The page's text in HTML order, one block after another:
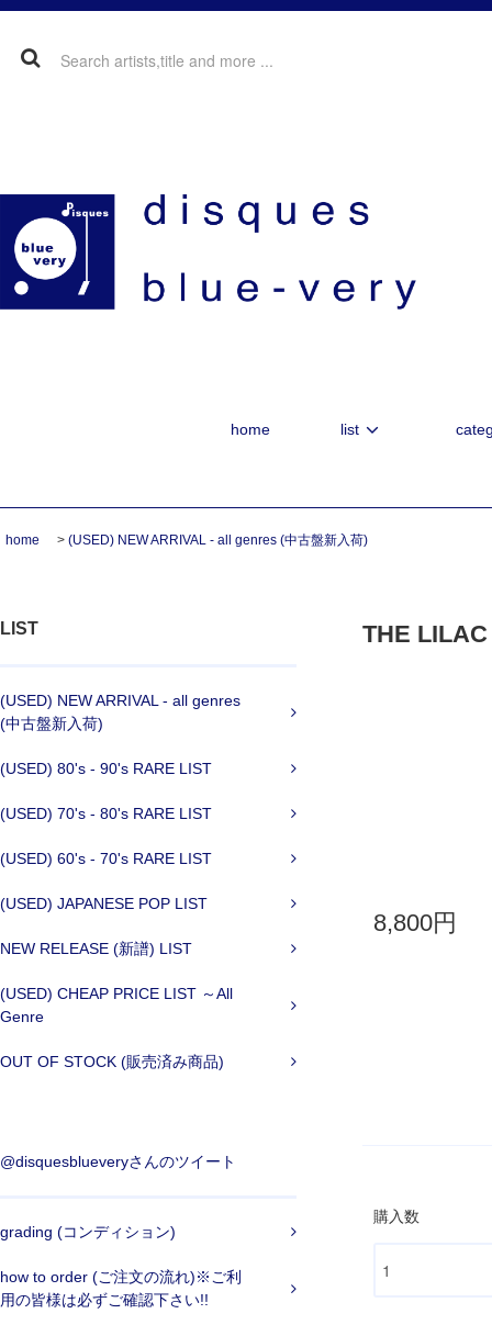
home list
home > (USED) NEW ARRIVAL - all genres (中古盤新入荷)
LIST
(USED) NEW ARRIVAL - all genres
(中古盤新入荷)
(USED) 80's - 90's RARE LIST
(USED) 70's - 80's RARE LIST
(USED) 60's - 70's RARE LIST
(USED) JAPANESE POP LIST
NEW RELEASE (新譜) LIST
(USED) CHEAP PRICE LIST ～All
Genre
OUT OF STOCK (販売済み商品)
@disquesblueveryさんのツイート
grading (コンディション)
how to order (ご注文の流れ)※ご利
用の皆様は必ずご確認下さい!!
THE
8,800円
購入数